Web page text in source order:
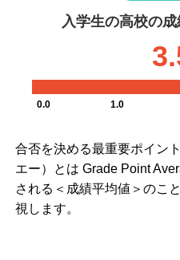
入学生の高校の成
0.0 1.0
合否を決める最重要ポイン
エー）とは Grade Point
される＜成績平均値＞のこ
視します。